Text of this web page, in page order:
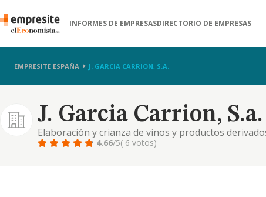
INFORMES DE EMPRESASDIRECTORIO DE EMPRESAS
EMPRESITE ESPAÑA J. GARCIA CARRION, S.A.
J. Garcia Carrion, S.a.
Elaboración y crianza de vinos y productos
4.66/5( 6 votos)